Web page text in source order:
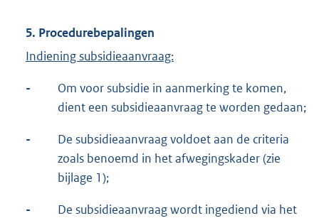
5. Procedurebepalingen
Indiening subsidieaanvraag:
-
Om voor subsidie in aanmerking te komen,
dient een subsidieaanvraag te worden gedaan;
-
De subsidieaanvraag voldoet aan de criteria
zoals benoemd in het afwegingskader (zie
bijlage 1);
-
De subsidieaanvraag wordt ingediend via het